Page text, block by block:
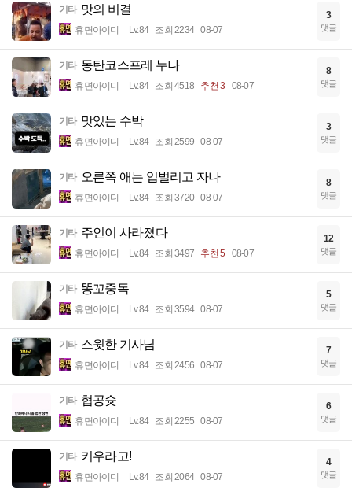
기타 맛의 비결
휴면아이디 Lv.84 조회 2234 08-07
3
댓글
기타 동탄코스프레 누나
휴면아이디 Lv.84 조회 4518 추천 3 08-07
8
댓글
기타 맛있는 수박
휴면아이디 Lv.84 조회 2599 08-07
3
댓글
기타 오른쪽 애는 입벌리고 자나
휴면아이디 Lv.84 조회 3720 08-07
8
댓글
기타 주인이 사라졌다
휴면아이디 Lv.84 조회 3497 추천 5 08-07
12
댓글
기타 똥꼬중독
휴면아이디 Lv.84 조회 3594 08-07
5
댓글
기타 스윗한 기사님
휴면아이디 Lv.84 조회 2456 08-07
7
댓글
기타 협공슛
휴면아이디 Lv.84 조회 2255 08-07
6
댓글
기타 키우라고!
휴면아이디 Lv.84 조회 2064 08-07
4
댓글